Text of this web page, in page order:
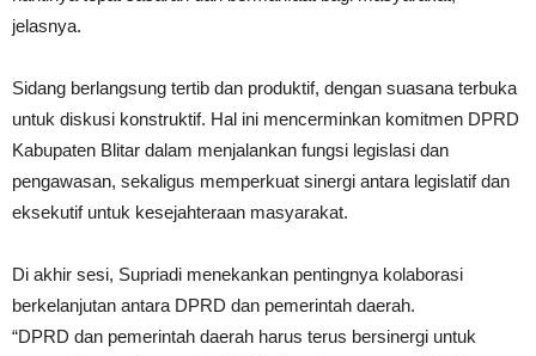
jelasnya.
Sidang berlangsung tertib dan produktif, dengan suasana terbuka
untuk diskusi konstruktif. Hal ini mencerminkan komitmen DPRD
Kabupaten Blitar dalam menjalankan fungsi legislasi dan
pengawasan, sekaligus memperkuat sinergi antara legislatif dan
eksekutif untuk kesejahteraan masyarakat.
Di akhir sesi, Supriadi menekankan pentingnya kolaborasi
berkelanjutan antara DPRD dan pemerintah daerah.
“DPRD dan pemerintah daerah harus terus bersinergi untuk